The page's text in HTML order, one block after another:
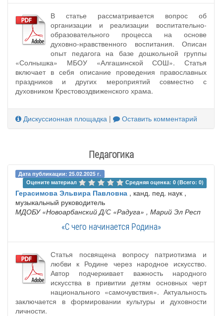
В статье рассматривается вопрос об
организации и реализации воспитательно-
образовательного процесса на основе
духовно-нравственного воспитания. Описан
опыт педагога на базе дошкольной группы
«Солнышка» МБОУ «Алгашинской СОШ». Статья
включает в себя описание проведения православных
праздников и других мероприятий совместно с
духовником Крестовоздвиженского храма.
Дискуссионная площадка | Оставить комментарий
Педагогика
Дата публикации: 25.02.2025 г.
Оцените материал
Средняя оценка: 0 (Всего: 0)
Герасимова Эльвира Павловна , канд. пед. наук ,
музыкальный руководитель
МДОБУ «Новоарбанский Д/С «Радуга» , Марий Эл Респ
«С чего начинается Родина»
Статья посвящена вопросу патриотизма и
любви к Родине через народное искусство.
Автор подчеркивает важность народного
искусства в привитии детям основных черт
национального «самочувствия». Актуальность
заключается в формировании культуры и духовности
личности.